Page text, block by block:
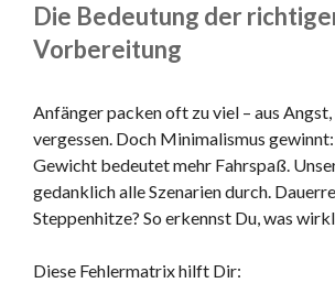
Die Bedeutung der
Vorbereitung
Anfänger packen oft zu viel – aus
vergessen. Doch Minimalismus
Gewicht bedeutet mehr Fahrspaß.
gedanklich alle Szenarien durch.
Steppenhitze? So erkennst Du, was
Diese Fehlermatrix hilft Dir: